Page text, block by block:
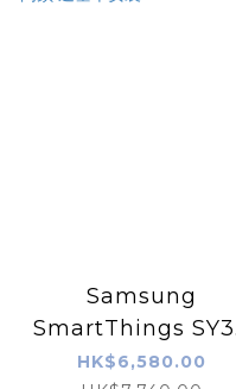
Samsung
SmartThings SY30
MAX WP IP54 防水
HK$6,580.00